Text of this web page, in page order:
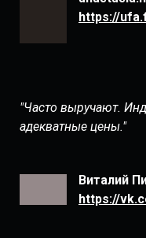
https://
"Часто выручают.
адекватные цены."
Виталий
https://